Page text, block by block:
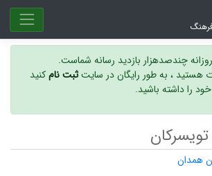
چندصدهزار بازدید رسانه شماست.
هستید ، به طور رایگان در سایتثبت نامکنید
را داشته باشید.
تویسرکان
همدان